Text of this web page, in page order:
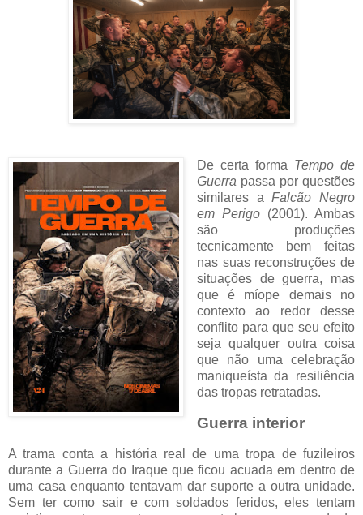
De certa forma Tempo de
Guerra passa por questões
similares aFalcão Negro
em Perigo (2001). Ambas
são produções
tecnicamente bem feitas
nas suas reconstruções de
situações de guerra, mas
que é míope demais no
contexto ao redor desse
conflito para que seu efeito
seja qualquer outra coisa
que não uma celebração
maniqueísta da resiliência
das tropas retratadas.
Guerra interior
A trama conta a história real de uma tropa de fuzileiros
durante a Guerra do Iraque que ficou acuada em dentro de
uma casa enquanto tentavam dar suporte a outra unidade.
Sem ter como sair e com soldados feridos, eles tentam